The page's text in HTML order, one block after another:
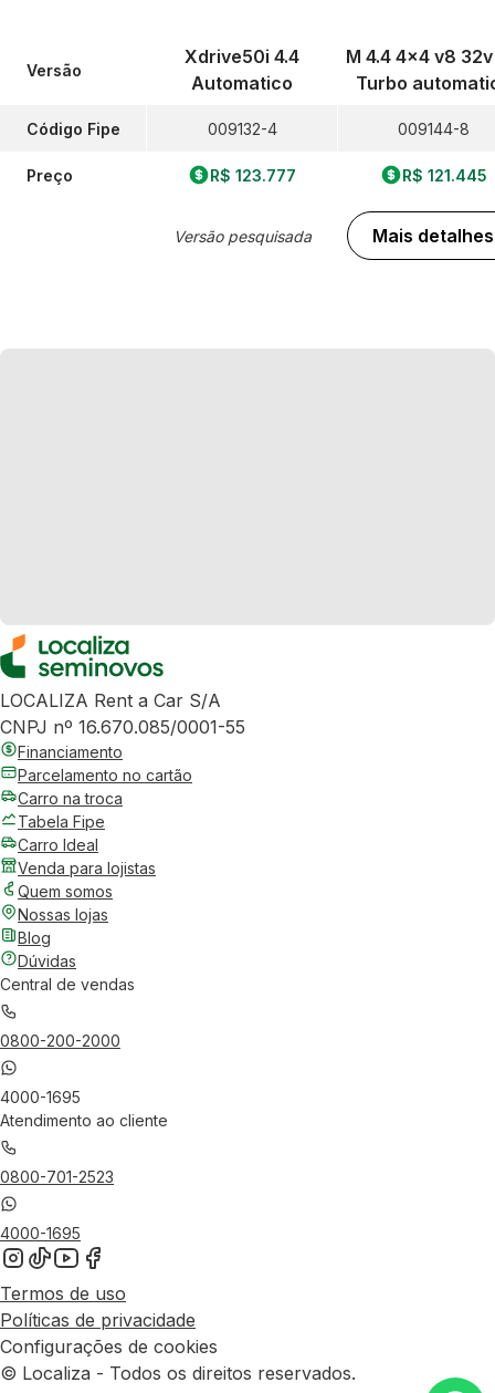
Versão
Código Fipe
Preço
Xdrive50i 4.4
Automatico
009132-4
R$ 123.777
Versão pesquisada
M 4.4 4x4 v8
Turbo
009144-8
R$ 121.445
Mais detalhes
LOCALIZA Rent a Car S/A
CNPJ nº 16.670.085/0001-55
Financiamento
Parcelamento no cartão
Carro na troca
Tabela Fipe
Carro Ideal
Venda para lojistas
Quem somos
Nossas lojas
Blog
Dúvidas
Central de vendas
0800-200-2000
4000-1695
Atendimento ao cliente
0800-701-2523
4000-1695
Termos de uso
Políticas de privacidade
Configurações de cookies
© Localiza - Todos os direitos reservados.